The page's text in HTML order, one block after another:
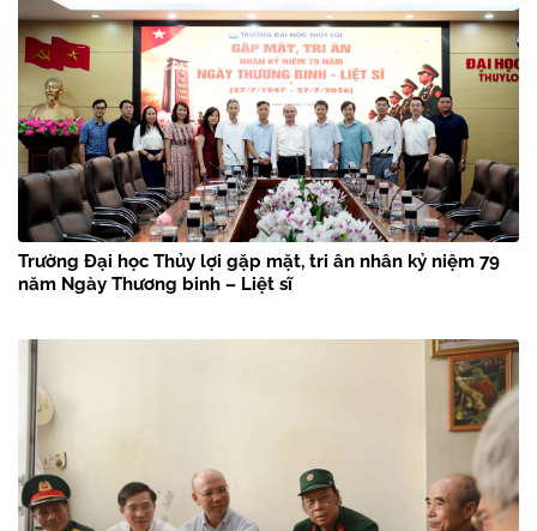
Trường Đại học Thủy lợi gặp mặt, tri ân nhân kỷ niệm 79
năm Ngày Thương binh – Liệt sĩ